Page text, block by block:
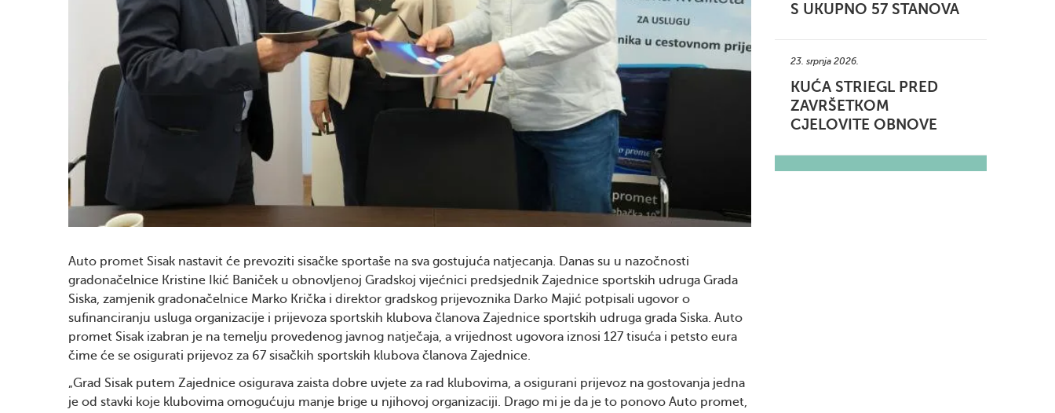
Auto promet Sisak nastavit će prevoziti sisačke sportaše na sva gostujuća natjecanja. Danas su u nazočnosti
gradonačelnice Kristine Ikić Baniček u obnovljenoj Gradskoj vijećnici predsjednik Zajednice sportskih udruga Grada
Siska, zamjenik gradonačelnice Marko Krička i direktor gradskog prijevoznika Darko Majić potpisali ugovor o
sufinanciranju usluga organizacije i prijevoza sportskih klubova članova Zajednice sportskih udruga grada Siska. Auto
promet Sisak izabran je na temelju provedenog javnog natječaja, a vrijednost ugovora iznosi 127 tisuća i petsto eura
čime će se osigurati prijevoz za 67 sisačkih sportskih klubova članova Zajednice.
„Grad Sisak putem Zajednice osigurava zaista dobre uvjete za rad klubovima, a osigurani prijevoz na gostovanja jedna
je od stavki koje klubovima omogućuju manje brige u njihovoj organizaciji. Drago mi je da je to ponovo Auto promet,
S UKUPNO 57 STANOVA
23. srpnja 2026.
KUĆA STRIEGL PRED
ZAVRŠETKOM
CJELOVITE OBNOVE